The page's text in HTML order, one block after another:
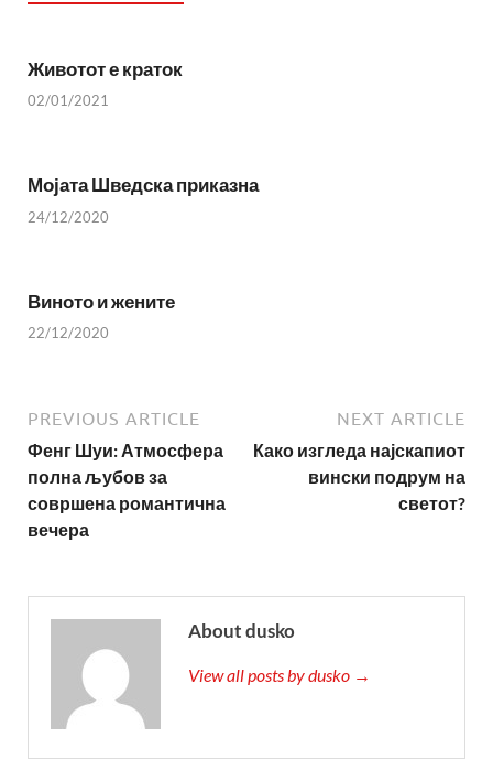
Животот е краток
02/01/2021
Мојата Шведска приказна
24/12/2020
Виното и жените
22/12/2020
PREVIOUS ARTICLE
Фенг Шуи: Атмосфера
полна љубов за
совршена романтична
вечера
NEXT ARTICLE
Како изгледа најскапиот
вински подрум на
светот?
About dusko
View all posts by dusko →